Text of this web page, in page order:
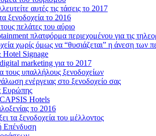
αυτές τις τάσεις το 2017
ξενοδοχεία το 2016
πελάτες του αύριο
πλατφόρμα περιεχομένου για τις
χωρίς όμως να “θυσιάζεται” η άνεση των
Hotel Signage
marketing για το 2017
τους υπαλλήλους ξενοδοχείων
ενέργειας στο ξενοδοχείο σας
Ευρώπης
Hotels
το 2016
τα ξενοδοχεία του μέλλοντος
Επένδυση